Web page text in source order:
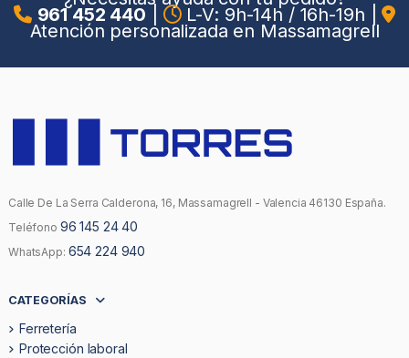
961 452 440 L-V: 9h-14h / 16h-19h
Atención personalizada en Massamagrell
Calle De La Serra Calderona, 16, Massamagrell - Valencia 46130 España.
Teléfono 96 145 24 40
WhatsApp: 654 224 940
CATEGORÍAS
Ferretería
Protección laboral